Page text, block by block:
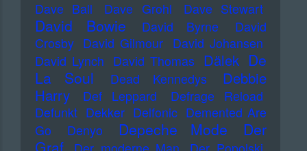
Dave Ball
Dave Grohl Dave Stewart
David Bowie David Byrne
David
Crosby David Gilmour David Johansen
David Lynch David Thomas Dälek De
La Soul
Dead Kennedys
Debbie
Harry
Def Leppard
Defrage Reload
Defunkt Dekker Delfonic Demented Are
Go
Denyo Depeche Mode
Der